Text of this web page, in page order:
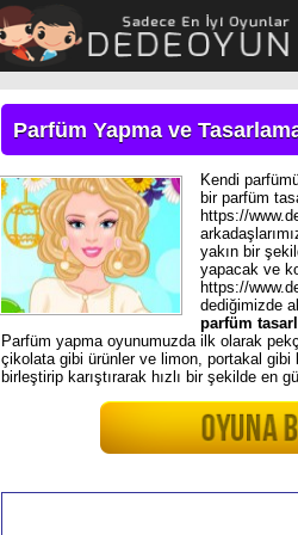
Parfüm Yapma ve
Kendi
bir parfüm
https://
yakın bir
yapacak ve
https://
dediğimizde
parfüm
Parfüm yapma oyunumuzda ilk olarak
çikolata gibi ürünler ve limon, portakal gibi
birleştirip karıştırarak hızlı bir şekilde en